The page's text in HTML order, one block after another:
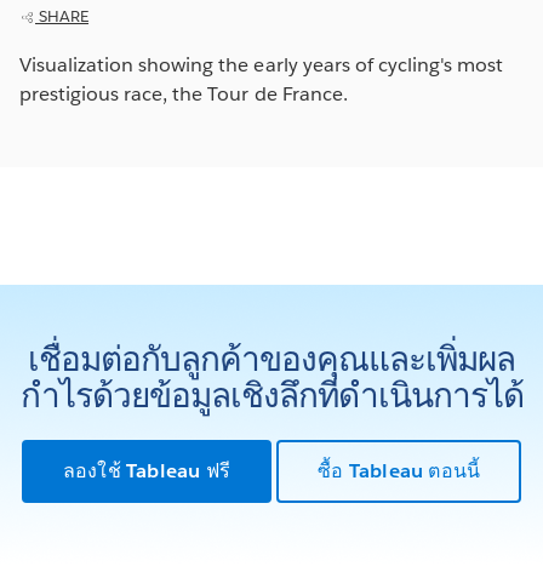
SHARE
Visualization showing the early years of cycling's most
prestigious race, the Tour de France.
เชื่อมต่อกับลูกค้าของคุณและเพิ่มผล
กำไรด้วยข้อมูลเชิงลึกที่ดำเนินการได้
ลองใช้ Tableau ฟรี ซื้อ Tableau ตอนนี้